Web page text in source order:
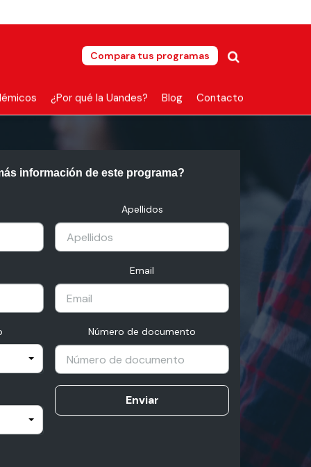
Compara tus programas
¿Por qué la Uandes? Blog Contacto
información de este programa?
Apellidos
Email
Número de documento
Enviar